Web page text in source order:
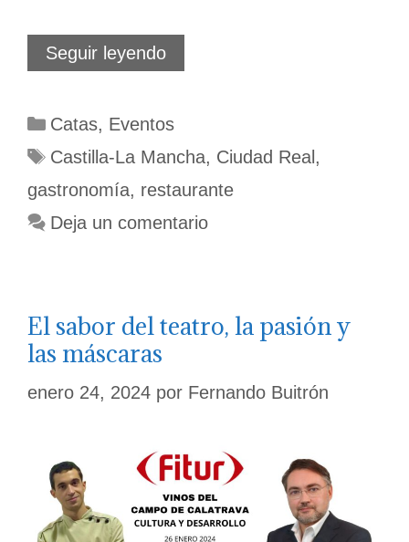
Seguir leyendoPara
San
a
Real
los
eventos
gastronómicos
exclusivos
Categorías
Catas, Eventos
Etiquetas
Castilla-La Mancha, Ciudad Real ,
gastronomía, restaurante
Deja un comentario
El sabor del teatro, la pasión y
las máscaras
enero 24, 2024 por Fernando Buitrón